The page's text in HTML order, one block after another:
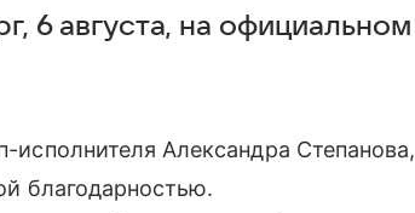
6 августа, на официальном
Александра Степанова,
благодарностью.